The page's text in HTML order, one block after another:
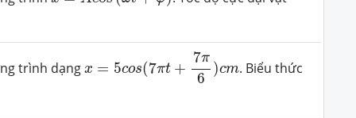
trình dạng x = 5cos(7πt +
7π
6
)cm
6)cm
. Biểu thức